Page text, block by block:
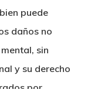
puede
daños no
sin
y su derecho